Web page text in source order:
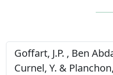
Goffart, J.P. , Ben
Curnel, Y. &